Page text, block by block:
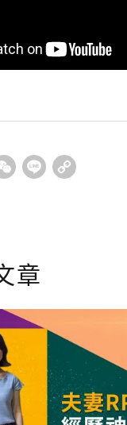
WeChat
Line
章